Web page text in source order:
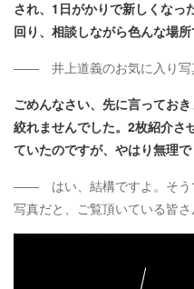
され、1日がかりで新しくなっ
回り、相談しながら色んな場所
―― 井上道義のお気に入り写
ごめんなさい、先に言ってお
絞れませんでした。2枚紹介さ
ていたのですが、やはり無理で
―― はい、結構ですよ。そう
写真だと、ご覧頂いている皆さ